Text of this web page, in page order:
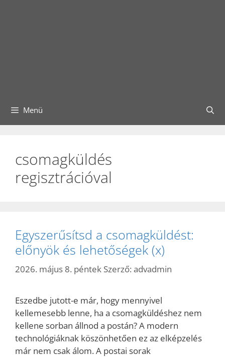
Menü
csomagküldés
regisztrációval
Egyszerűsítsd a csomagküldést:
előnyök és lehetőségek (x)
2026. május 8. péntek Szerző: advadmin
Eszedbe jutott-e már, hogy mennyivel
kellemesebb lenne, ha a csomagküldéshez nem
kellene sorban állnod a postán? A modern
technológiáknak köszönhetően ez az elképzelés
már nem csak álom. A postai sorak